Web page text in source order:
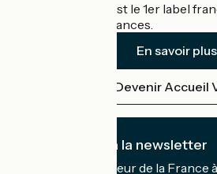
Accueil Vélo c'est le 1er label
cyclistes en vacances.
En savoir plus
Devenir Accueil
Je m'abonne à la newsletter
Recevez le meilleur de la France